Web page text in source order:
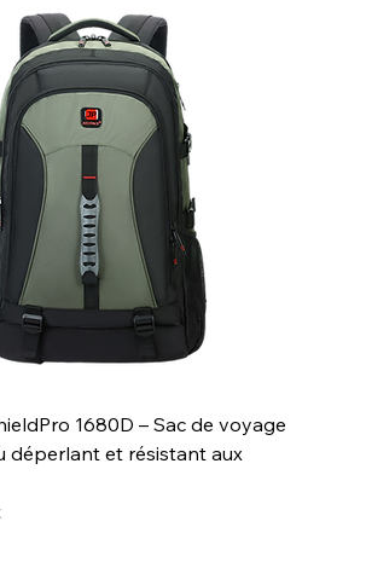
1680D – Sac de voyage
déperlant et résistant aux